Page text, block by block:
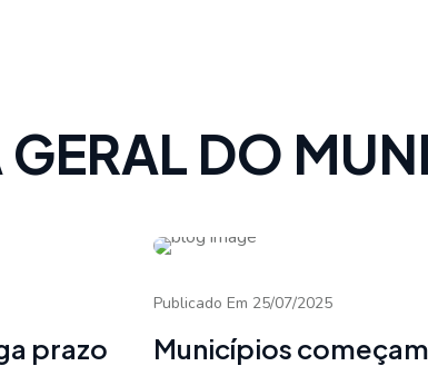
DO
prazo
Publicado Em 25/07/2025
Municípios